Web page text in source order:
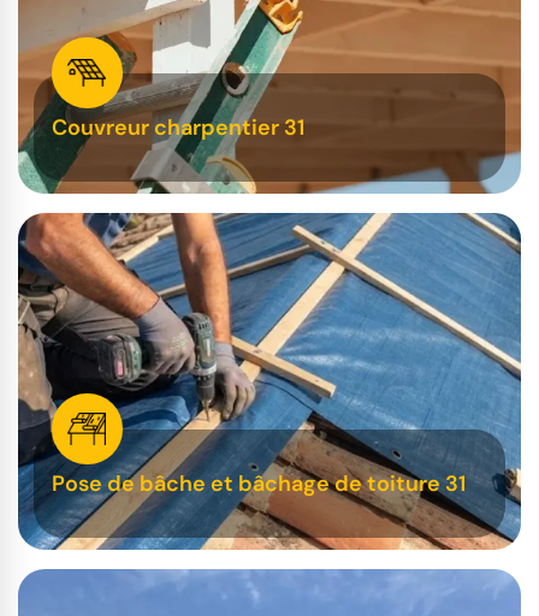
Couvreur charpentier 31
Pose de bâche et bâchage de toiture 31